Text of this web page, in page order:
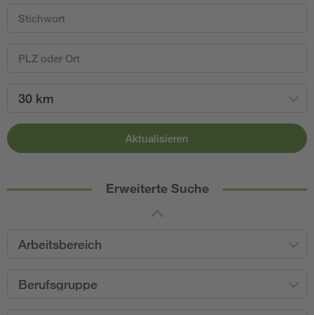
30 km
Aktualisieren
Erweiterte Suche
Arbeitsbereich
Berufsgruppe